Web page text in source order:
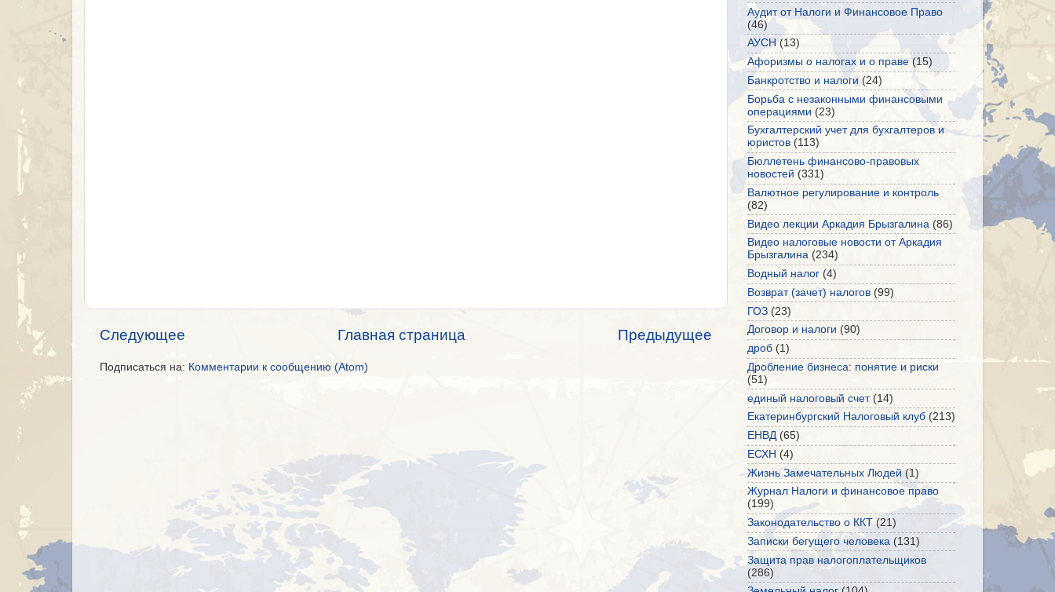
Следующее Предыдущее
Главная страница
Подписаться на: Комментарии к сообщению (Atom)
Аудит от Налоги и Финансовое Право
(46)
АУСН (13)
Афоризмы о налогах и о праве (15)
Банкротство и налоги (24)
Борьба с незаконными финансовыми
операциями (23)
Бухгалтерский учет для бухгалтеров и
юристов (113)
Бюллетень финансово-правовых
новостей (331)
Валютное регулирование и контроль
(82)
Видео лекции Аркадия Брызгалина (86)
Видео налоговые новости от Аркадия
Брызгалина (234)
Водный налог (4)
Возврат (зачет) налогов (99)
ГОЗ (23)
Договор и налоги (90)
дроб (1)
Дробление бизнеса: понятие и риски
(51)
единый налоговый счет (14)
Екатеринбургский Налоговый клуб (213)
ЕНВД (65)
ЕСХН (4)
Жизнь Замечательных Людей (1)
Журнал Налоги и финансовое право
(199)
Законодательство о ККТ (21)
Записки бегущего человека (131)
Защита прав налогоплательщиков
(286)